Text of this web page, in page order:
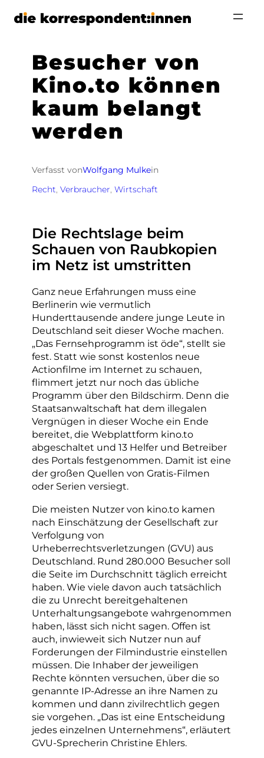
Zum
Besucher von
Kino.to können
kaum belangt
werden
Verfasst vonWolfgang Mulkein
Recht, Verbraucher, Wirtschaft
Die Rechtslage beim
Schauen von Raubkopien
im Netz ist umstritten
Ganz neue Erfahrungen muss eine
Berlinerin wie vermutlich
Hunderttausende andere junge Leute in
Deutschland seit dieser Woche machen.
„Das Fernsehprogramm ist öde“, stellt sie
fest. Statt wie sonst kostenlos neue
Actionfilme im Internet zu schauen,
flimmert jetzt nur noch das übliche
Programm über den Bildschirm. Denn die
Staatsanwaltschaft hat dem illegalen
Vergnügen in dieser Woche ein Ende
bereitet, die Webplattform kino.to
abgeschaltet und 13 Helfer und Betreiber
des Portals festgenommen. Damit ist eine
der großen Quellen von Gratis-Filmen
oder Serien versiegt.
Die meisten Nutzer von kino.to kamen
nach Einschätzung der Gesellschaft zur
Verfolgung von
Urheberrechtsverletzungen (GVU) aus
Deutschland. Rund 280.000 Besucher soll
die Seite im Durchschnitt täglich erreicht
haben. Wie viele davon auch tatsächlich
die zu Unrecht bereitgehaltenen
Unterhaltungsangebote wahrgenommen
haben, lässt sich nicht sagen. Offen ist
auch, inwieweit sich Nutzer nun auf
Forderungen der Filmindustrie einstellen
müssen. Die Inhaber der jeweiligen
Rechte könnten versuchen, über die so
genannte IP-Adresse an ihre Namen zu
kommen und dann zivilrechtlich gegen
sie vorgehen. „Das ist eine Entscheidung
jedes einzelnen Unternehmens“, erläutert
GVU-Sprecherin Christine Ehlers.